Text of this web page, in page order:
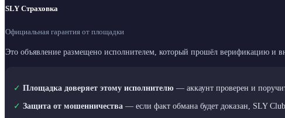
SLY Страховка
Официальная гарантия от площадки
Это объявление размещено исполнителем, который прошёл верификацию и
✓ Площадка доверяет этому исполнителю — аккаунт проверен и
✓ Защита от мошенничества — если факт обмана будет доказан, SLY